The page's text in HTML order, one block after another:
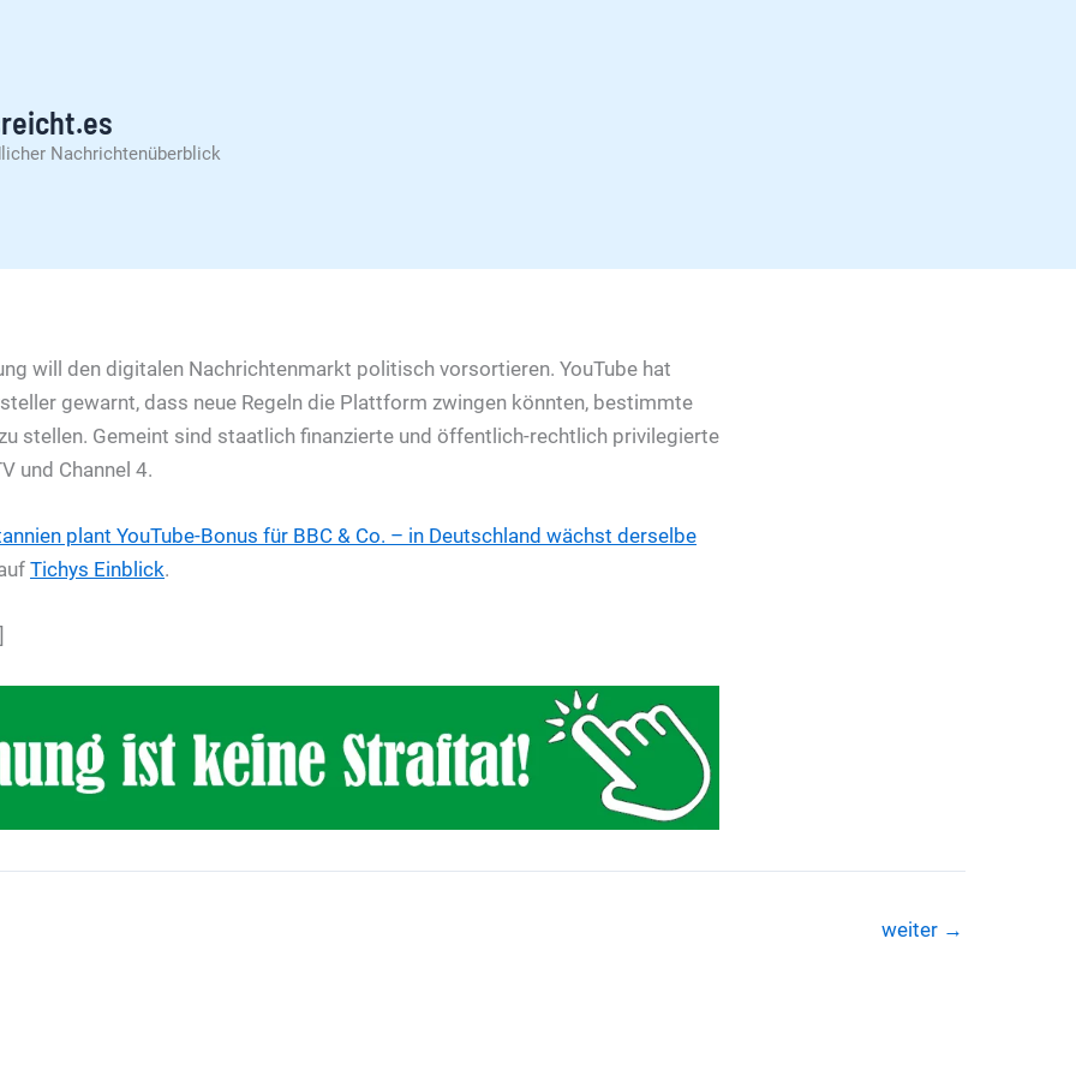
Nachrichtenüberblick
will den digitalen Nachrichtenmarkt politisch vorsortieren. YouTube hat
gewarnt, dass neue Regeln die Plattform zwingen könnten, bestimmte
stellen. Gemeint sind staatlich finanzierte und öffentlich-rechtlich privilegierte
und Channel 4.
plant YouTube-Bonus für BBC & Co. – in Deutschland wächst derselbe
Tichys Einblick.
weiter →